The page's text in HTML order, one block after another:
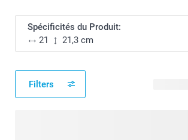
Spécificités du Produit:
21
21,3 cm
Filters